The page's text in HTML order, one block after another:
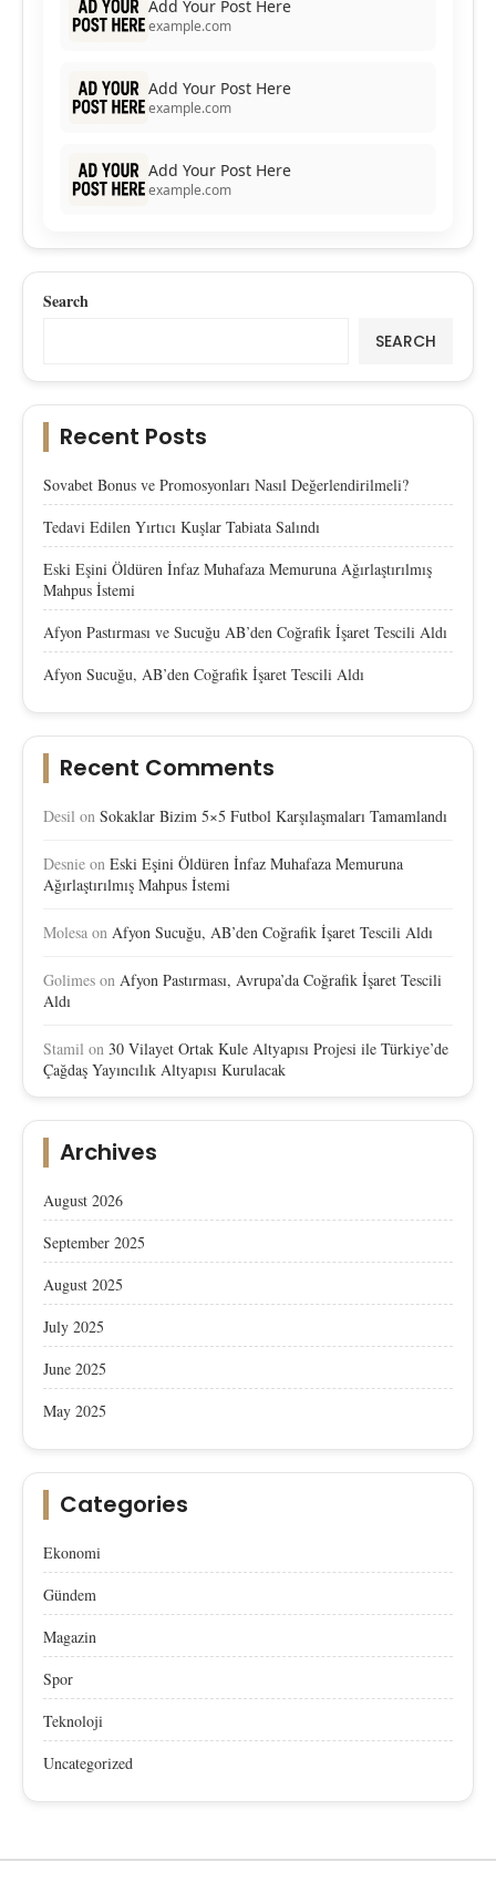
Add Your Post Here
example.com
Add Your Post Here
example.com
Add Your Post Here
example.com
Search
SEARCH
Recent Posts
Sovabet Bonus ve Promosyonları Nasıl Değerlendirilmeli?
Tedavi Edilen Yırtıcı Kuşlar Tabiata Salındı
Eski Eşini Öldüren İnfaz Muhafaza Memuruna Ağırlaştırılmış
Mahpus İstemi
Afyon Pastırması ve Sucuğu AB’den Coğrafik İşaret Tescili Aldı
Afyon Sucuğu, AB’den Coğrafik İşaret Tescili Aldı
Recent Comments
Desil on Sokaklar Bizim 5×5 Futbol Karşılaşmaları Tamamlandı
Desnie on Eski Eşini Öldüren İnfaz Muhafaza Memuruna
Ağırlaştırılmış Mahpus İstemi
Molesa on Afyon Sucuğu, AB’den Coğrafik İşaret Tescili Aldı
Golimes on Afyon Pastırması, Avrupa’da Coğrafik İşaret Tescili
Aldı
Stamil on 30 Vilayet Ortak Kule Altyapısı Projesi ile Türkiye’de
Çağdaş Yayıncılık Altyapısı Kurulacak
Archives
August 2026
September 2025
August 2025
July 2025
June 2025
May 2025
Categories
Ekonomi
Gündem
Magazin
Spor
Teknoloji
Uncategorized